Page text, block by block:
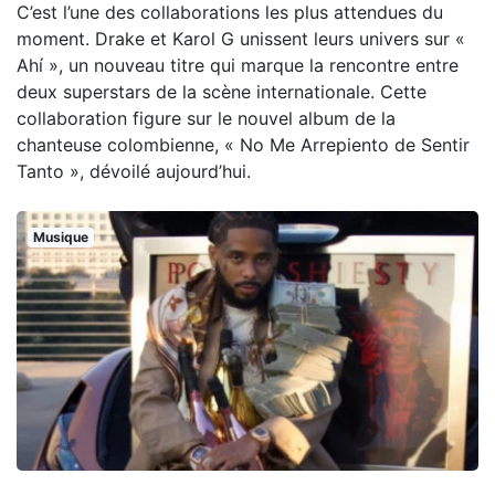
C’est l’une des collaborations les plus attendues du
moment. Drake et Karol G unissent leurs univers sur «
Ahí », un nouveau titre qui marque la rencontre entre
deux superstars de la scène internationale. Cette
collaboration figure sur le nouvel album de la
chanteuse colombienne, « No Me Arrepiento de Sentir
Tanto », dévoilé aujourd’hui.
Musique